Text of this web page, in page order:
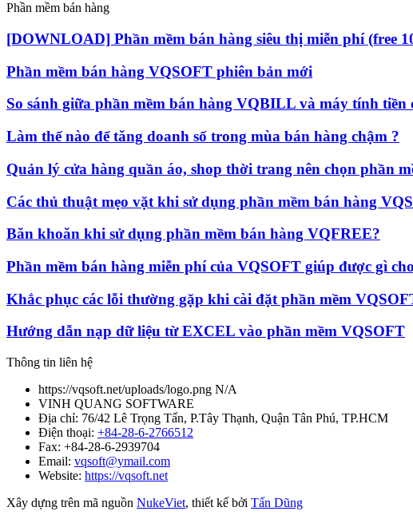
Phần mềm bán hàng
[DOWNLOAD] Phần mềm bán hàng siêu thị miễn phí (free
Phần mềm bán hàng VQSOFT phiên bản mới
So sánh giữa phần mềm bán hàng VQBILL và máy tính tiền
Làm thế nào để tăng doanh số trong mùa bán hàng chậm ?
Quản lý cửa hàng quần áo, shop thời trang nên chọn phần
Các thủ thuật mẹo vặt khi sử dụng phần mềm bán hàng
Băn khoăn khi sử dụng phần mềm bán hàng VQFREE?
Phần mềm bán hàng miễn phí của VQSOFT giúp được gì
Khắc phục các lỗi thường gặp khi cài đặt phần mềm
Hướng dẫn nạp dữ liệu từ EXCEL vào phần mềm VQSOFT
Thông tin liên hệ
https://vqsoft.net/uploads/logo.png N/A
VINH QUANG SOFTWARE
Địa chỉ: 76/42 Lê Trọng Tấn, P.Tây Thạnh, Quận Tân Phú, TP.HCM
Điện thoại: +84-28-6-2766512
Fax: +84-28-6-2939704
Email: vqsoft@ymail.com
Website: https://vqsoft.net
Xây dựng trên mã nguồn NukeViet, thiết kế bởi Tấn Dũng